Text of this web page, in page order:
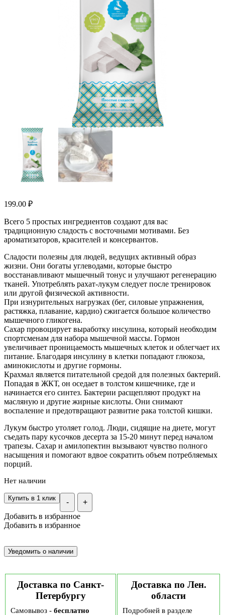
199.00 ₽
Всего 5 простых ингредиентов создают для вас
традиционную сладость с восточными мотивами. Без
ароматизаторов, красителей и консервантов.
Сладости полезны для людей, ведущих активный образ
жизни. Они богаты углеводами, которые быстро
восстанавливают мышечный тонус и улучшают регенерацию
тканей. Употреблять рахат-лукум следует после тренировок
или другой физической активности.
При изнурительных нагрузках (бег, силовые упражнения,
растяжка, плавание, кардио) сжигается большое количество
мышечного гликогена.
Сахар провоцирует выработку инсулина, который необходим
спортсменам для набора мышечной массы. Гормон
увеличивает проницаемость мышечных клеток и облегчает их
питание. Благодаря инсулину в клетки попадают глюкоза,
аминокислоты и другие гормоны.
Крахмал является питательной средой для полезных бактерий.
Попадая в ЖКТ, он оседает в толстом кишечнике, где и
начинается его синтез. Бактерии расщепляют продукт на
масляную и другие жирные кислоты. Они снимают
воспаление и предотвращают развитие рака толстой кишки.
Лукум быстро утоляет голод. Люди, сидящие на диете, могут
съедать пару кусочков десерта за 15-20 минут перед началом
трапезы. Сахар и амилопектин вызывают чувство полного
насыщения и помогают вдвое сократить объем потребляемых
порций.
Нет наличии
- +
Купить в 1 клик
Добавить в избранное
Добавить в избранное
Доставка по Санкт-
Петербургу
Самовывоз - бесплатно
Доставка по Лен.
области
Подробней в разделе